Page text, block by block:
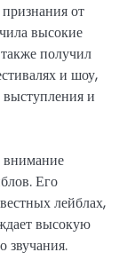
от
высокие
получил
и шоу,
и
внимание
Его
лейблах,
высокую
звучания.